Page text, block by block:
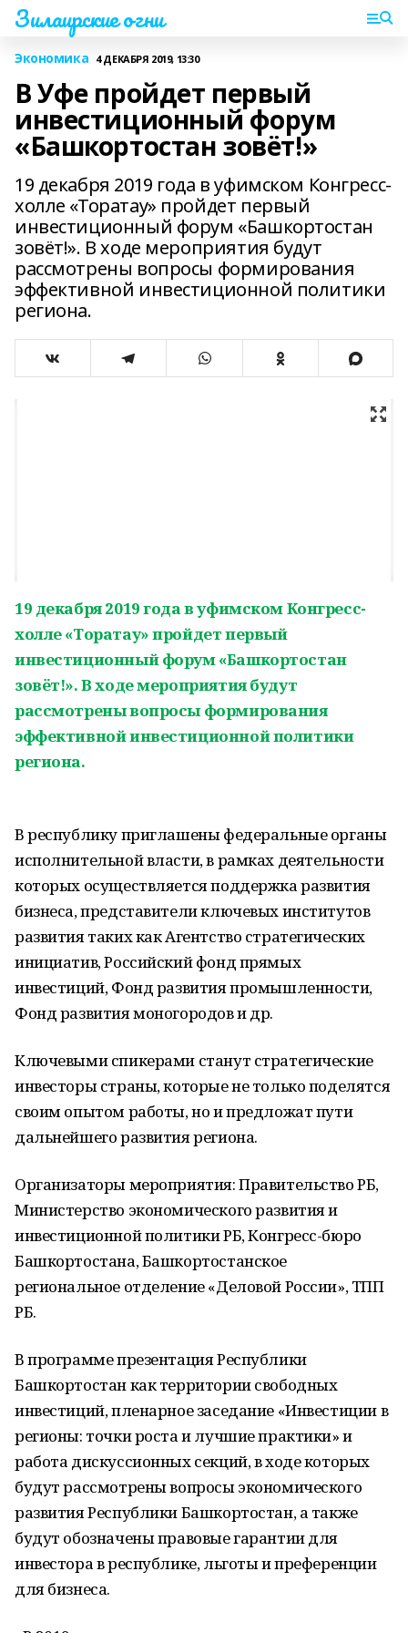
Зилаирские огни
Экономика 4 ДЕКАБРЯ 2019, 13:30
В Уфе пройдет первый
инвестиционный форум
«Башкортостан зовёт!»
19 декабря 2019 года в уфимском Конгресс-
холле «Торатау» пройдет первый
инвестиционный форум «Башкортостан
зовёт!». В ходе мероприятия будут
рассмотрены вопросы формирования
эффективной инвестиционной политики
региона.
19 декабря 2019 года в уфимском Конгресс-
холле «Торатау» пройдет первый
инвестиционный форум «Башкортостан
зовёт!». В ходе мероприятия будут
рассмотрены вопросы формирования
эффективной инвестиционной политики
региона.
В республику приглашены федеральные органы
исполнительной власти, в рамках деятельности
которых осуществляется поддержка развития
бизнеса, представители ключевых институтов
развития таких как Агентство стратегических
инициатив, Российский фонд прямых
инвестиций, Фонд развития промышленности,
Фонд развития моногородов и др.
Ключевыми спикерами станут стратегические
инвесторы страны, которые не только поделятся
своим опытом работы, но и предложат пути
дальнейшего развития региона.
Организаторы мероприятия: Правительство РБ,
Министерство экономического развития и
инвестиционной политики РБ, Конгресс-бюро
Башкортостана, Башкортостанское
региональное отделение «Деловой России», ТПП
РБ.
В программе презентация Республики
Башкортостан как территории свободных
инвестиций, пленарное заседание «Инвестиции в
регионы: точки роста и лучшие практики» и
работа дискуссионных секций, в ходе которых
будут рассмотрены вопросы экономического
развития Республики Башкортостан, а также
будут обозначены правовые гарантии для
инвестора в республике, льготы и преференции
для бизнеса.